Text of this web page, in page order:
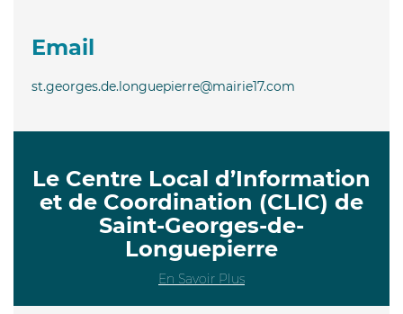
Email
st.georges.de.longuepierre@mairie17.com
Le Centre Local d’Information
et de Coordination (CLIC) de
Saint-Georges-de-
Longuepierre
En Savoir Plus